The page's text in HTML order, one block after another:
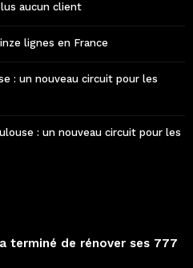
aucun client
lignes en France
: un nouveau circuit pour les
: un nouveau circuit pour les
terminé de rénover ses 777